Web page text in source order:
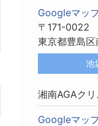
Googleマッ
〒171-0022
東京都豊島
池
湘南AGAク
Googleマッ